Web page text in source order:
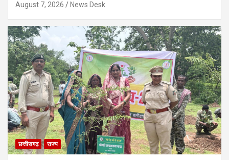
August 7, 2026 News Desk
छत्तीसगढ़ राज्य